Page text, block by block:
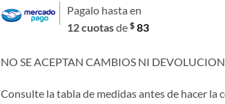
Pagalo hasta en
12 cuotasde $ 83
NO SE ACEPTAN CAMBIOS NI
Consulte la tabla de medidas antes de hacer la